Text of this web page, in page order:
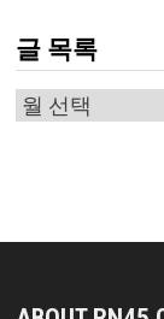
글 목록
글